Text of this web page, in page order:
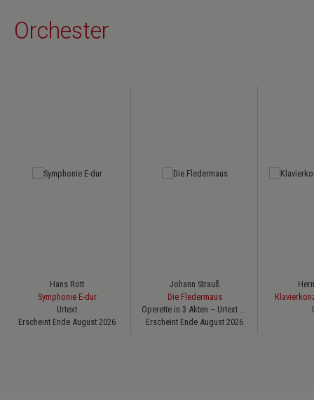
Orchester
Hans Rott
Symphonie E-dur
Urtext
Erscheint Ende August 2026
Johann Strauß
Die Fledermaus
Operette in 3 Akten – Urtext der Johann-Strauß-Gesamtausgabe
Erscheint Ende August 2026